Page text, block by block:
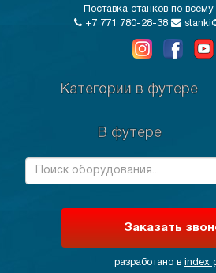
Поставка станков по
+7 771 780-28-38
Категории в футере
В футере
Заказать
разработано в index